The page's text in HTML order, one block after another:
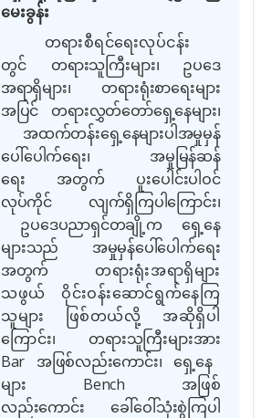
မေးခွန်း
တရားစီရင်ရေးလုပ်ငန်း
တွင် တရားသူကြီးများ၊ ဥပဒေ
အရာရှိများ၊ တရားရုံးစာရေးများ
အပြင် တရားလွှတ်တော်ရှေ့နေများ၊
အထက်တန်းရှေ့နေများပါအမှုမှန်
ပေါ်ပေါက်ရေး၊ အမှုမြန်ဆန်
ရေး အတွက် ပူးပေါင်းပါဝင်
လုပ်ကိုင် လျက်ရှိကြပါကြောင်း၊
ဥပဒေပညာရှင်တချို့က ရှေ့နေ
များသည် အမှုမှန်ပေါ်ပေါက်ရေး
အတွက် တရားရုံးအရာရှိများ
သဖွယ် ဝိုင်းဝန်းဆောင်ရွက်နေကြ
သူများ ဖြစ်တယ်လို့ အဆိုရှိပါ
ကြောင်း၊ တရားသူကြီးများအား
Bar အဖြစ်လည်းကောင်း၊ ရှေ့နေ
များ Bench အဖြစ်
လည်းကောင်း ခေါ်ဝေါ်သုံးစွဲကြပါ